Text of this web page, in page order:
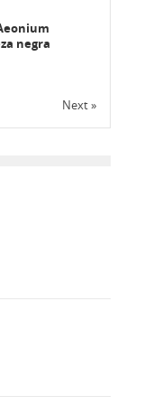
negra
Next »